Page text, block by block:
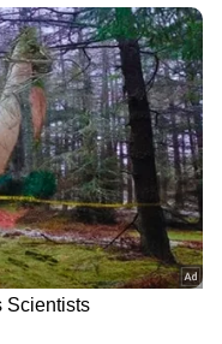
സമ്മർദ്ദം
ധാരാളം
ജ്യൂസ്